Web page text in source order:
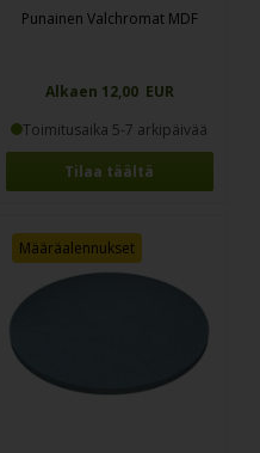
Punainen Valchromat MDF
Alkaen 12,00 EUR
Toimitusaika 5-7 arkipäivää
Tilaa täältä
Määräalennukset